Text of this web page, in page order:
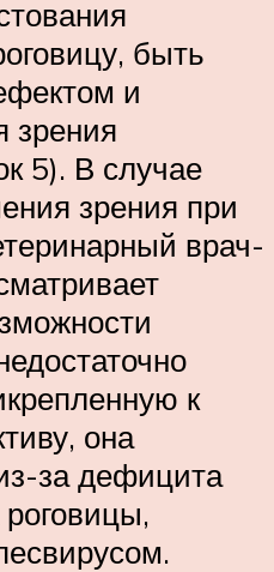
быть
и
зрения
5). В случае
зрения при
врач-
к
она
за дефицита